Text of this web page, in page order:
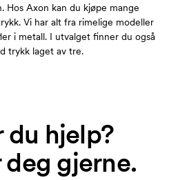
Hos Axon kan du kjøpe mange
Vi har alt fra rimelige modeller
i metall. I utvalget finner du også
trykk laget av tre.
du hjelp?
gjerne.